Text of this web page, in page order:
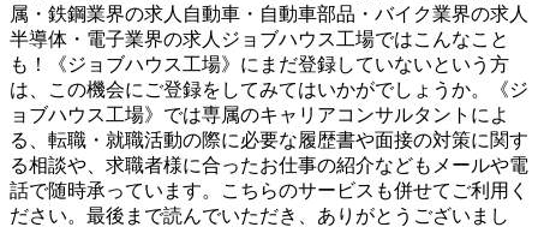
属・鉄鋼業界の求人自動車・自動車部品・バイク業界の求人
半導体・電子業界の求人ジョブハウス工場ではこんなこと
も！《ジョブハウス工場》にまだ登録していないという方
は、この機会にご登録をしてみてはいかがでしょうか。《ジ
ョブハウス工場》では専属のキャリアコンサルタントによ
る、転職・就職活動の際に必要な履歴書や面接の対策に関す
る相談や、求職者様に合ったお仕事の紹介などもメールや電
話で随時承っています。こちらのサービスも併せてご利用く
ださい。最後まで読んでいただき、ありがとうございまし